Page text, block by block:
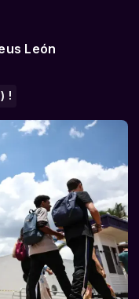
León
!